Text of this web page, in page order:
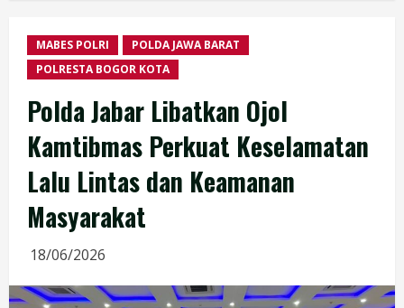
MABES POLRI
POLDA JAWA BARAT
POLRESTA BOGOR KOTA
Polda Jabar Libatkan Ojol
Kamtibmas Perkuat Keselamatan
Lalu Lintas dan Keamanan
Masyarakat
18/06/2026